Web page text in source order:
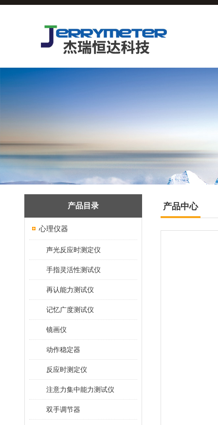
产品目录
心理仪器
声光反应时测定仪
手指灵活性测试仪
再认能力测试仪
记忆广度测试仪
镜画仪
动作稳定器
反应时测定仪
注意力集中能力测试仪
双手调节器
产品中心